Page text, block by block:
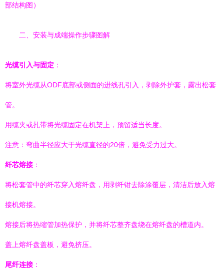
部结构图）
二、安装与成端操作步骤图解
光缆引入与固定 ：
将室外光缆从ODF底部或侧面的进线孔引入，剥除外护套，露出松套
管。
用缆夹或扎带将光缆固定在机架上，预留适当长度。
注意：弯曲半径应大于光缆直径的20倍，避免受力过大。
纤芯熔接 ：
将松套管中的纤芯穿入熔纤盘，用剥纤钳去除涂覆层，清洁后放入熔
接机熔接。
熔接后将热缩管加热保护，并将纤芯整齐盘绕在熔纤盘的槽道内。
盖上熔纤盘盖板，避免挤压。
尾纤连接 ：